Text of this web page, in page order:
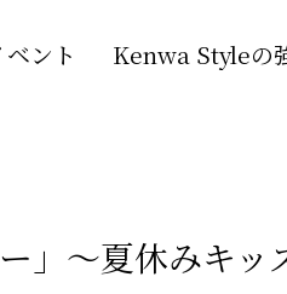
ント Kenwa Styleの
」～夏休みキッ